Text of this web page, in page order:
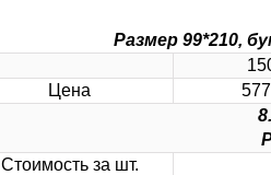
Размер 99*210,
Цена
Стоимость за шт.